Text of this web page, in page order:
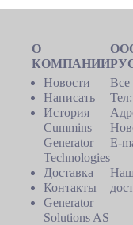
О
КОМПАНИИ
Новости
Написать
История
Cummins
Generator
Technologies
Доставка
Контакты
Generator
Solutions AS
Все
E-
Наш